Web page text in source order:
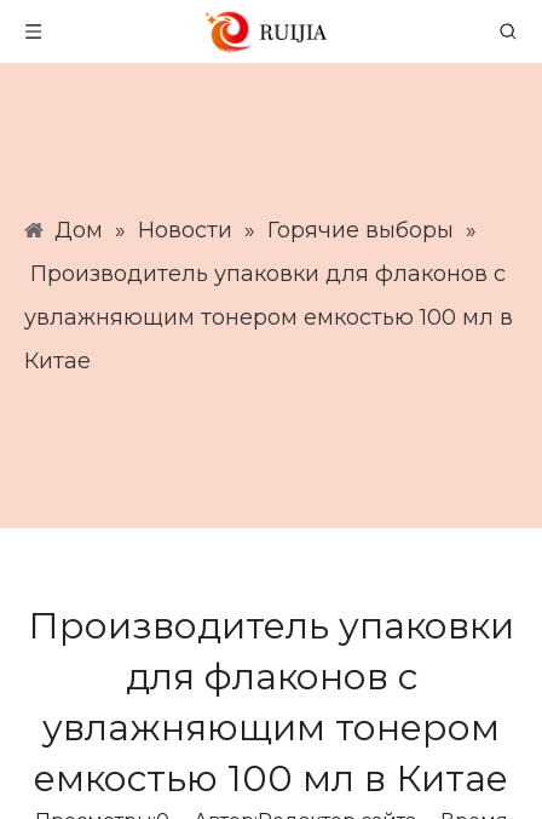
Дом » Новости » Горячие выборы »
Производитель упаковки для флаконов с
увлажняющим тонером емкостью 100 мл в
Китае
Производитель упаковки
для флаконов с
увлажняющим тонером
емкостью 100 мл в Китае